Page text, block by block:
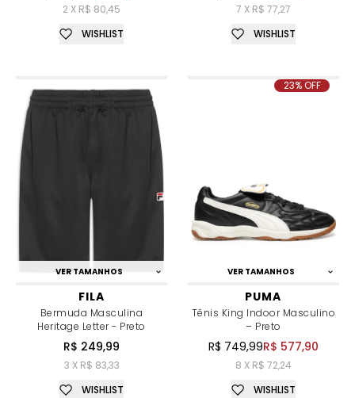
2 X R$ 80,45
WISHLIST
7 X R$ 77,27
WISHLIST
VER TAMANHOS
FILA
Bermuda Masculina
Heritage Letter - Preto
R$ 249,99
3 X R$ 83,33
WISHLIST
VER TAMANHOS
PUMA
Tênis King Indoor Masculino
– Preto
R$ 749,99R$ 577,90
8 X R$ 72,24
23% OFF
WISHLIST